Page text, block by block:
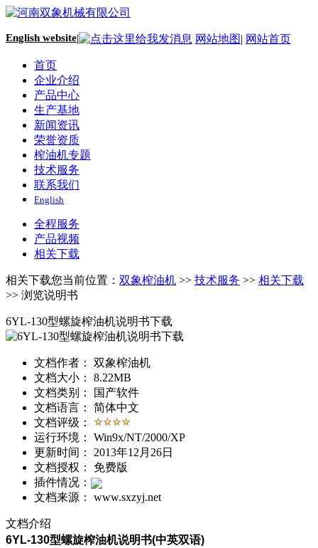
English website| 网站地图| 网站首页
首页
企业介绍
产品中心
生产基地
新闻资讯
荣誉资质
榨油机专题
技术服务
联系我们
English
全程服务
产品视频
相关下载
相关下载您当前位置： 双象榨油机 >> 技术服务 >> 相关下载
>> 浏览说明书
6YL-130型螺旋榨油机说明书下载
文档作者：
双象榨油机
文档大小：
8.22MB
文档类别：
国产软件
文档语言：
简体中文
文档评级：
运行环境：
Win9x/NT/2000/XP
更新时间：
2013年12月26日
文档授权：
免费版
插件情况：
文档来源：
www.sxzyj.net
文档介绍
6YL-130型螺旋榨油机说明书(中英双语)